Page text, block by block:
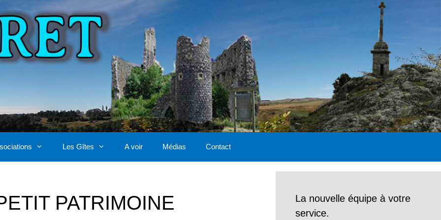
Les Gîtes A voir Médias Contact
PATRIMOINE
La nouvelle équipe à votre
service.